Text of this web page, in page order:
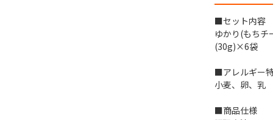
■セット内容
ゆかり(もち
(30g)×6袋
■アレルギー
小麦、卵、乳
■商品仕様